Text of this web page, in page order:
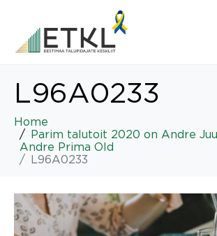
L96A0233
Home
Parim talutoit 2020 on Andre
Andre Prima Old
L96A0233